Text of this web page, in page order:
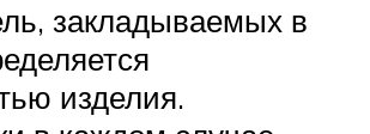
закладываемых в
изделия.